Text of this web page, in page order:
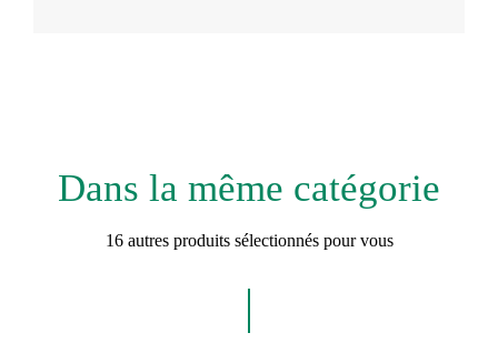
Dans la même catégorie
16 autres produits sélectionnés pour vous